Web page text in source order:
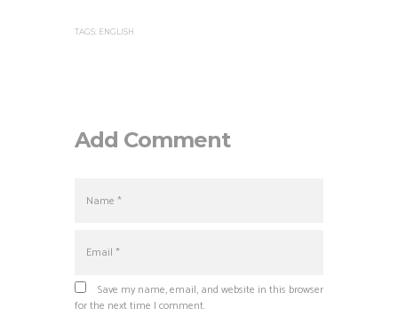
TAGS: ENGLISH
Add Comment
Save my name, email, and website in this browser
for the next time I comment.